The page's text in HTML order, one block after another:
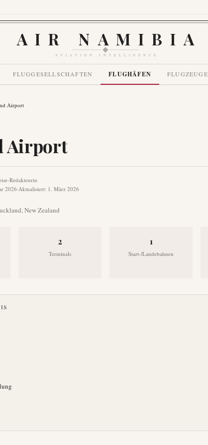
AIR NAMIBIA
AVIATION INTELLIGENCE
FLUGGESELLSCHAFTEN FLUGHÄFEN FLUGZEUGE
Airport
Airport
Redakteurin
2026·Aktualisiert: 1. März 2026
,New Zealand
2
Terminals
1
Start-/Landebahnen